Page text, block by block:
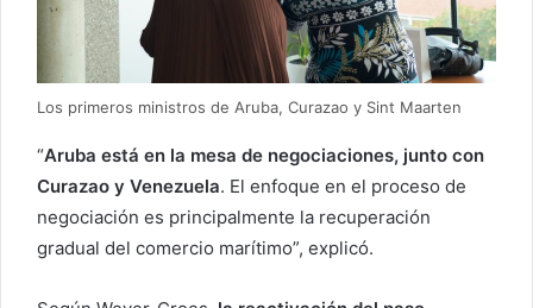
Los primeros ministros de Aruba, Curazao y Sint Maarten
“Aruba está en la mesa de negociaciones, junto con
Curazao y Venezuela. El enfoque en el proceso de
negociación es principalmente la recuperación
gradual del comercio marítimo”, explicó.